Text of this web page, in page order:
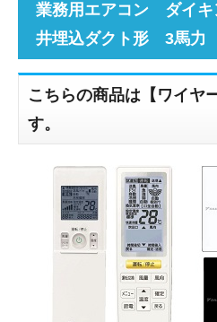
業務用エアコン ダイ
井埋込ダクト形 3馬力
こちらの商品は【ワイヤ
す。